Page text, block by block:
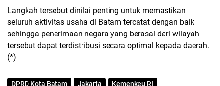
Langkah tersebut dinilai penting untuk memastikan
seluruh aktivitas usaha di Batam tercatat dengan baik
sehingga penerimaan negara yang berasal dari wilayah
tersebut dapat terdistribusi secara optimal kepada daerah.
(*)
DPRD Kota Batam Jakarta Kemenkeu RI